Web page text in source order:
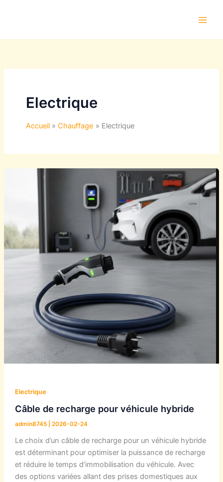
Electrique
Accueil Chauffage Electrique
Electrique
Câble de recharge pour véhicule hybride
admin8745 2026-02-24
Le choix d’un câble de recharge pour un véhicule hybride
est déterminant pour optimiser la puissance de recharge
et réduire le temps d’immobilisation du véhicule. Avec
des options variées allant des prises domestiques aux